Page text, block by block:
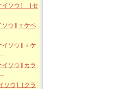
イソウ］［セ
ソウ][エケベ
イソウ][エケ
イソウ][カラ
ソウ]［クラ